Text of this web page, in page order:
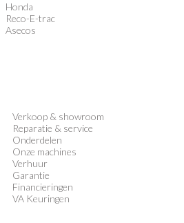
Honda
Reco-E-trac
Asecos
Verkoop & showroom
Reparatie & service
Onderdelen
Onze machines
Verhuur
Garantie
Financieringen
VA Keuringen